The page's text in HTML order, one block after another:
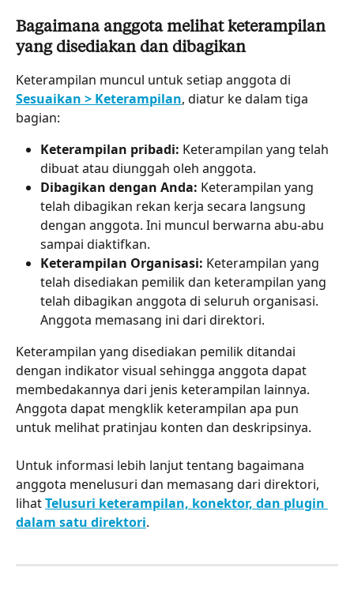
Bagaimana anggota melihat keterampilan
yang disediakan dan dibagikan
Keterampilan muncul untuk setiap anggota di
Sesuaikan > Keterampilan, diatur ke dalam tiga
bagian:
Keterampilan pribadi: Keterampilan yang telah
dibuat atau diunggah oleh anggota.
Dibagikan dengan Anda: Keterampilan yang
telah dibagikan rekan kerja secara langsung
dengan anggota. Ini muncul berwarna abu-abu
sampai diaktifkan.
Keterampilan Organisasi: Keterampilan yang
telah disediakan pemilik dan keterampilan yang
telah dibagikan anggota di seluruh organisasi.
Anggota memasang ini dari direktori.
Keterampilan yang disediakan pemilik ditandai
dengan indikator visual sehingga anggota dapat
membedakannya dari jenis keterampilan lainnya.
Anggota dapat mengklik keterampilan apa pun
untuk melihat pratinjau konten dan deskripsinya.
Untuk informasi lebih lanjut tentang bagaimana
anggota menelusuri dan memasang dari direktori,
lihat Telusuri keterampilan, konektor, dan plugin
dalam satu direktori.